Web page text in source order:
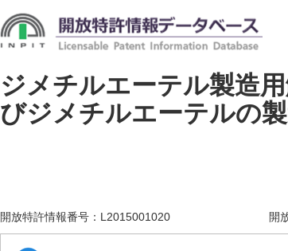
ジメチルエーテル製造
びジメチルエーテルの
開放特許情報番号： L2015001020 開